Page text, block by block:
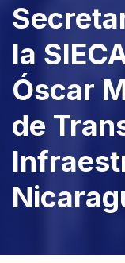
la
Óscar
de